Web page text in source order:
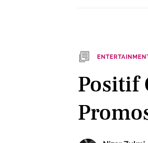
Positif